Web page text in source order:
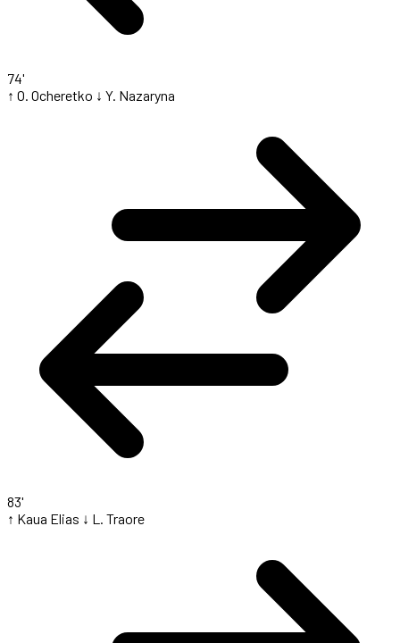
74'
↑ O. Ocheretko ↓ Y. Nazaryna
83'
↑ Kaua Elias ↓ L. Traore